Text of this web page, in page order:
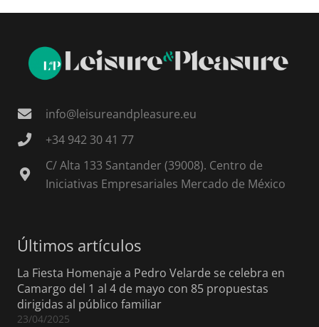
info@leisureandpleasure.eu
+34 942 30 41 77
C/ Alta 133 Santander (39008). Centro de
Iniciativas Empresariales Mercado de México
Últimos artículos
La Fiesta Homenaje a Pedro Velarde se celebra en
Camargo del 1 al 4 de mayo con 85 propuestas
dirigidas al público familiar
23/04/2025